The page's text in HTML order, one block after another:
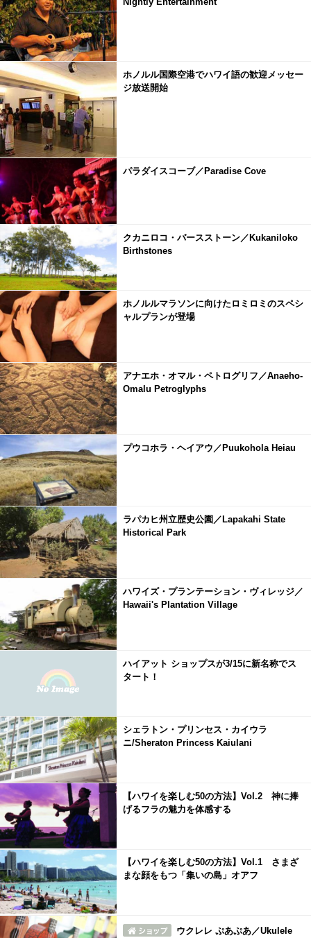
ホノルル国際空港でハワイ語の歓迎メッセー
ジ放送開始
パラダイスコーブ／Paradise Cove
クカニロコ・バースストーン／Kukaniloko
Birthstones
ホノルルマラソンに向けたロミロミのスペシ
ャルプランが登場
アナエホ・オマル・ペトログリフ／Anaeho-
Omalu Petroglyphs
プウコホラ・ヘイアウ／Puukohola Heiau
ラパカヒ州立歴史公園／Lapakahi State
Historical Park
ハワイズ・プランテーション・ヴィレッジ／
Hawaii's Plantation Village
ハイアット ショップスが3/15に新名称でス
タート！
シェラトン・プリンセス・カイウラ
ニ/Sheraton Princess Kaiulani
【ハワイを楽しむ50の方法】Vol.2 神に捧
げるフラの魅力を体感する
【ハワイを楽しむ50の方法】Vol.1 さまざ
まな顔をもつ「集いの島」オアフ
ウクレレ ぷあぷあ／Ukulele